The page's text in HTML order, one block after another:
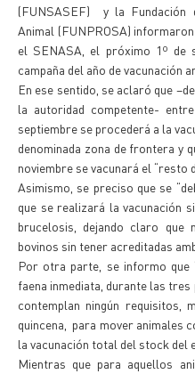
(FUNSASEF) y la Fundación
Animal (FUNPROSA)
el SENASA, el próximo 1º de
campaña del año de vacunación
En ese sentido, se aclaró que
la autoridad competente-
septiembre se procederá a la
denominada zona de frontera y
noviembre se vacunará el “resto
Asimismo, se preciso que se
que se realizará la vacunación
brucelosis, dejando claro
bovinos sin tener acreditadas
Por otra parte, se informo que
faena inmediata, durante las
contemplan ningún
quincena, para mover animales
la vacunación total del stock del
Mientras que para aquellos